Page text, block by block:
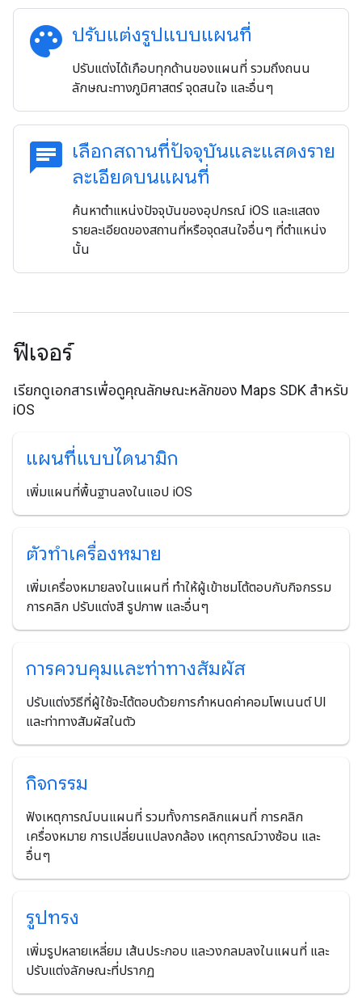
palette ปรับแต่งรูปแบบแผนที่
ปรับแต่งได้เกือบทุกด้านของแผนที่ รวมถึงถนน
ลักษณะทางภูมิศาสตร์ จุดสนใจ และอื่นๆ
chat เลือกสถานที่ปัจจุบันและแสดงราย
ละเอียดบนแผนที่
ค้นหาตำแหน่งปัจจุบันของอุปกรณ์ iOS และแสดง
รายละเอียดของสถานที่หรือจุดสนใจอื่นๆ ที่ตำแหน่ง
นั้น
ฟีเจอร์
เรียกดูเอกสารเพื่อดูคุณลักษณะหลักของ Maps SDK สำหรับ
iOS
แผนที่แบบไดนามิก
เพิ่มแผนที่พื้นฐานลงในแอป iOS
ตัวทำเครื่องหมาย
เพิ่มเครื่องหมายลงในแผนที่ ทำให้ผู้เข้าชมโต้ตอบกับกิจกรรม
การคลิก ปรับแต่งสี รูปภาพ และอื่นๆ
การควบคุมและท่าทางสัมผัส
ปรับแต่งวิธีที่ผู้ใช้จะโต้ตอบด้วยการกำหนดค่าคอมโพเนนต์ UI
และท่าทางสัมผัสในตัว
กิจกรรม
ฟังเหตุการณ์บนแผนที่ รวมทั้งการคลิกแผนที่ การคลิก
เครื่องหมาย การเปลี่ยนแปลงกล้อง เหตุการณ์วางซ้อน และ
อื่นๆ
รูปทรง
เพิ่มรูปหลายเหลี่ยม เส้นประกอบ และวงกลมลงในแผนที่ และ
ปรับแต่งลักษณะที่ปรากฏ